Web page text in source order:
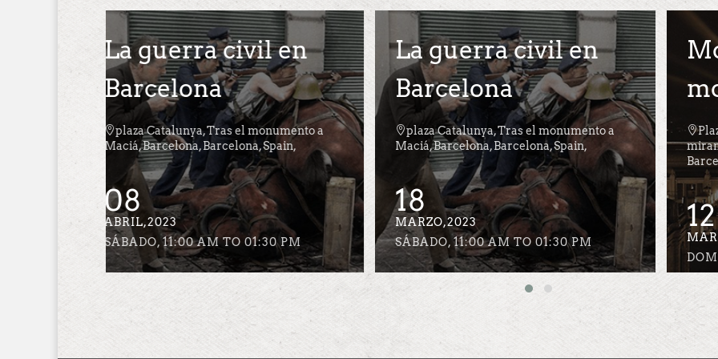
La guerra civil en
Barcelona
plaza Catalunya, Tras el monumento a
Maciá, Barcelona, Barcelona, Spain,
18
MARZO,2023
SÁBADO, 11:00 AM TO 01:30 PM
Montjuic, la
montaña mágica
Plaza España, Torre veneciana derecha,
mirando a la montaña, Barcelona,
Barcelona, Spain,
12
MARZO,2023
DOMINGO, 10:00 AM TO 01:00 PM